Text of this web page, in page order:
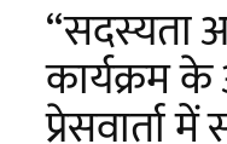
“सदस्यता
कार्यक्रम
प्रेसवार्ता